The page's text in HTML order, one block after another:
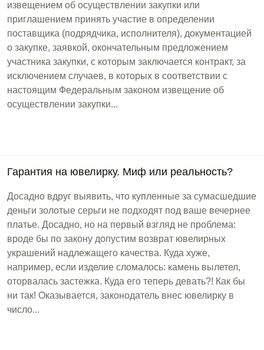
извещением об осуществлении закупки или
приглашением принять участие в определении
поставщика (подрядчика, исполнителя), документацией
о закупке, заявкой, окончательным предложением
участника закупки, с которым заключается контракт, за
исключением случаев, в которых в соответствии с
настоящим Федеральным законом извещение об
осуществлении закупки...
Гарантия на ювелирку. Миф или реальность?
Досадно вдруг выявить, что купленные за сумасшедшие
деньги золотые серьги не подходят под ваше вечернее
платье. Досадно, но на первый взгляд не проблема:
вроде бы по закону допустим возврат ювелирных
украшений надлежащего качества. Куда хуже,
например, если изделие сломалось: камень вылетел,
оторвалась застежка. Куда его теперь девать?! Как бы
ни так! Оказывается, законодатель внес ювелирку в
число...